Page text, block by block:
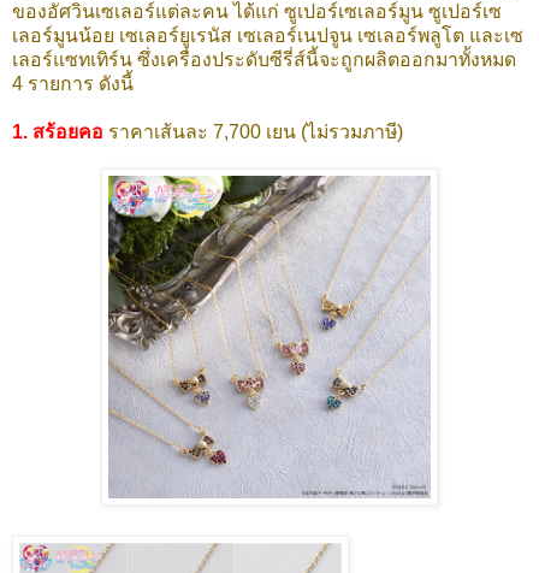
ของอัศวินเซเลอร์แต่ละคน ได้แก่ ซูเปอร์เซเลอร์มูน ซูเปอร์เซ
เลอร์มูนน้อย เซเลอร์ยูเรนัส เซเลอร์เนปจูน เซเลอร์พลูโต และเซ
เลอร์แซทเทิร์น ซึ่งเครื่องประดับซีรี่ส์นี้จะถูกผลิตออกมาทั้งหมด
4 รายการ ดังนี้
1. สร้อยคอ ราคาเส้นละ 7,700 เยน (ไม่รวมภาษี)